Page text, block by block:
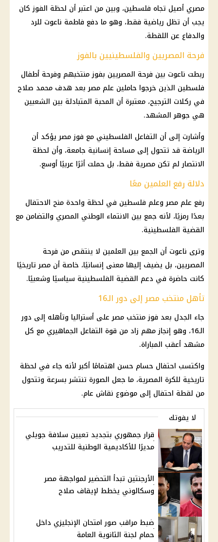
مصري أصيل تجاه فلسطين، وبين من اعتبر أن لحظة الفوز كان
يجب أن تظل رياضية فقط، وهو ما دفع فاطمة ناعوت للرد
والدفاع عن اللقطة.
فرحة المصريين والفلسطينيين بالفوز
ربطت ناعوت بين فرحة المصريين بفوز منتخبهم وفرحة أطفال
فلسطين الذين خرجوا حاملين علم مصر بعد هدف محمد صلاح
في ركلات الترجيح، معتبرة أن المحبة المتبادلة بين الشعبين
هي جوهر المشهد.
وأشارت إلى أن التفاعل الفلسطيني مع فوز مصر يؤكد أن
الرياضة قد تتحول إلى مساحة إنسانية جامعة، وأن لحظة
الانتصار لم تكن مصرية فقط، بل حملت أثرًا عربيًا أوسع.
دلالة رفع العلمين معًا
رفع علم مصر وعلم فلسطين في لحظة واحدة منح الاحتفال
بعدًا رمزيًا، لأنه جمع بين الانتماء الوطني المصري والتضامن مع
القضية الفلسطينية.
وترى ناعوت أن الجمع بين العلمين لا ينتقص من فرحة
المصريين، بل يضيف إليها معنى إنسانيًا، خاصة أن مصر تاريخيًا
كانت حاضرة في دعم القضية الفلسطينية سياسيًا وشعبيًا.
تأهل منتخب مصر إلى دور الـ16
جاء الجدل بعد فوزمنتخب مصرعلى أستراليا وتأهله إلى دور
الـ16، وهو إنجاز مهم زاد من قوة التفاعل الجماهيري مع كل
مشهد أعقب المباراة.
واكتسب احتفال حسام حسن اهتمامًا أكبر لأنه جاء في لحظة
تاريخية للكرة المصرية، ما جعل الصورة تنتشر بسرعة وتتحول
من لقطة احتفال إلى موضوع نقاش عام.
لا يفوتك
قرار جمهوري بتجديد تعيين سلافة جويلي
مديرًا للأكاديمية الوطنية للتدريب
الأرجنتين تبدأ التحضير لمواجهة مصر
وسكالوني يخطط لإيقاف صلاح
ضبط مراقب صور امتحان الإنجليزي داخل
حمام لجنة الثانوية العامة